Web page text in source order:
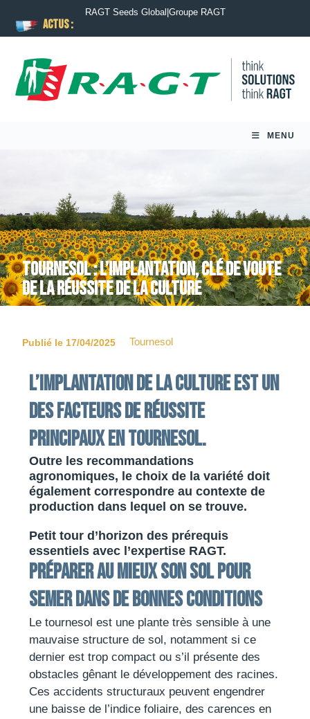
ACTUS :
RAGT Seeds Global Groupe RAGT
MENU
TOURNESOL : L’IMPLANTATION, CLÉ DE VOUTE
DE LA RÉUSSITE DE LA CULTURE
Publié le 17/04/2025 Tournesol
L’implantation de la culture est un
des facteurs de réussite
principaux en tournesol.
Outre les recommandations
agronomiques, le choix de la variété doit
également correspondre au contexte de
production dans lequel on se trouve.
Petit tour d’horizon des prérequis
essentiels avec l’expertise RAGT.
Préparer au mieux son sol pour
semer dans de bonnes conditions
Le tournesol est une plante très sensible à une
mauvaise structure de sol, notamment si ce
dernier est trop compact ou s’il présente des
obstacles gênant le développement des racines.
Ces accidents structuraux peuvent engendrer
une baisse de l’indice foliaire, des carences en